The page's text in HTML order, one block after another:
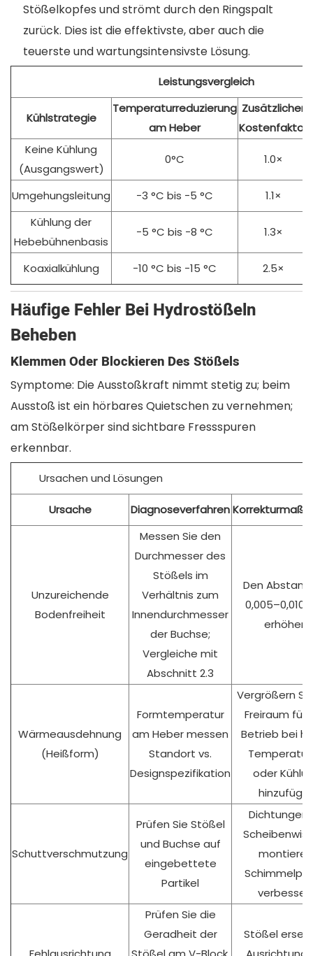
Stößelkopfes und strömt durch den Ringspalt
zurück. Dies ist die effektivste, aber auch die
teuerste und wartungsintensivste Lösung.
Leistungsvergleich
Kühlstrategie
Temperaturreduzierung
am Heber
Zusätzlicher
Kostenfaktor
Keine Kühlung
(Ausgangswert)
0°C 1.0×
Umgehungsleitung −3 °C bis −5 °C
1.1×
Kühlung der
Hebebühnenbasis
−5 °C bis −8 °C 1.3×
Koaxialkühlung −10 °C bis −15 °C 2.5×
Häufige Fehler Bei Hydrostößeln
Beheben
Klemmen Oder Blockieren Des Stößels
Symptome: Die Ausstoßkraft nimmt stetig zu; beim
Ausstoß ist ein hörbares Quietschen zu vernehmen;
am Stößelkörper sind sichtbare Fressspuren
erkennbar.
Ursachen und Lösungen
Ursache Diagnoseverfahren
Unzureichende
Bodenfreiheit
Messen Sie den
Durchmesser des
Stößels im
Verhältnis zum
Innendurchmesser
der Buchse;
Vergleiche mit
Abschnitt 2.3
Den
0,005–0,010
erhöhen.
Wärmeausdehnung
(Heißform)
Formtemperatur
am Heber messen
Standort vs.
Designspezifikation
Vergrößern
Freiraum für
Betrieb bei
oder
Schuttverschmutzung
Prüfen Sie Stößel
und Buchse auf
eingebettete
Partikel
Dichtungen
Prüfen Sie die
Geradheit der
Stößel